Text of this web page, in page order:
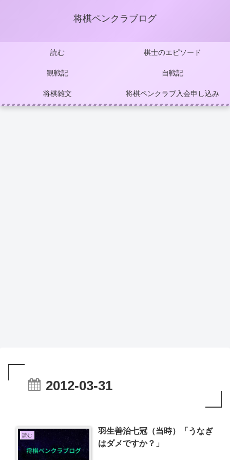
将棋ペンクラブログ
読む 棋士のエピソード
観戦記 自戦記
将棋雑文 将棋ペンクラブ入会申し込み
2012-03-31
読む
羽生善治七冠（当時）「うなぎ
はダメですか？」